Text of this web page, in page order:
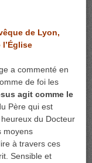
de Lyon,
l’Église
a commenté en
de foi les
agit comme le
Père qui est
du Docteur
moyens
à travers ces
Sensible et